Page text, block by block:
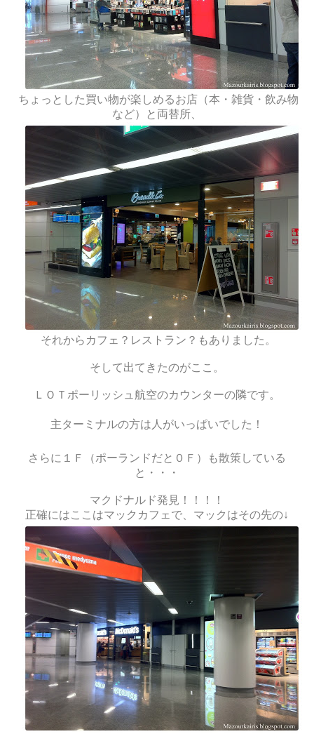
ちょっとした買い物が楽しめるお店（本・雑貨・飲み物
など）と両替所、
それからカフェ？レストラン？もありました。
そして出てきたのがここ。
ＬＯＴポーリッシュ航空のカウンターの隣です。
主ターミナルの方は人がいっぱいでした！
さらに１Ｆ（ポーランドだと０Ｆ）も散策している
と・・・
マクドナルド発見！！！！
正確にはここはマックカフェで、マックはその先の↓